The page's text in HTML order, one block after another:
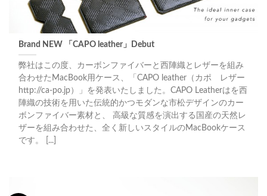
Brand NEW 「CAPO leather」Debut
弊社はこの度、カーボンファイバーと西陣織とレザーを組み
合わせたMacBook用ケース、「CAPO leather（カポ レザー
http://ca-po.jp）」を発表いたしました。CAPO Leatherはを西
陣織の技術を用いた伝統的かつモダンな市松デザインのカー
ボンファイバー素材と、 高級な質感を演出する国産の天然レ
ザーを組み合わせた、全く新しいスタイルのMacBookケース
です。 [...]